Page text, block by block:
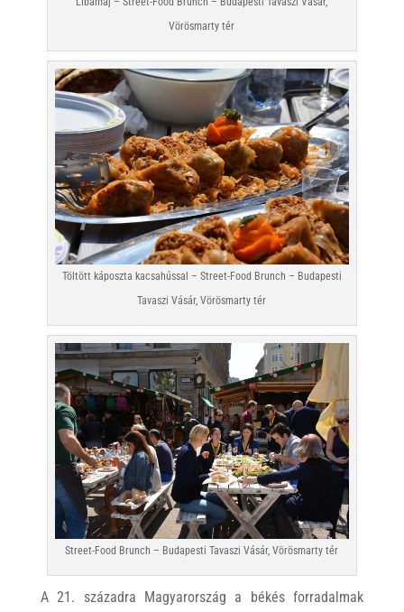
Vörösmarty tér
Töltött káposzta kacsahússal – Street-Food Brunch – Budapesti
Tavaszi Vásár, Vörösmarty tér
Street-Food Brunch – Budapesti Tavaszi Vásár, Vörösmarty tér
A 21. századra Magyarország a békés forradalmak